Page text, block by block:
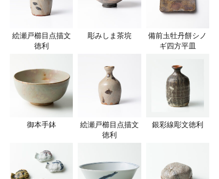
絵瀬戸櫛目点描文
徳利
彫みしま茶垸
備前圡牡丹餅シノ
ギ四方平皿
御本手鉢
絵瀬戸櫛目点描文
徳利
銀彩線彫文徳利